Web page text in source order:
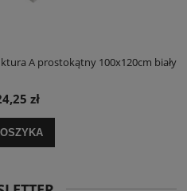
A prostokątny 100x120cm biały
zł